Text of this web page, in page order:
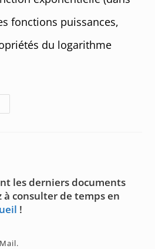
fonctions puissances,
du logarithme
les derniers documents
à consulter de temps en
!